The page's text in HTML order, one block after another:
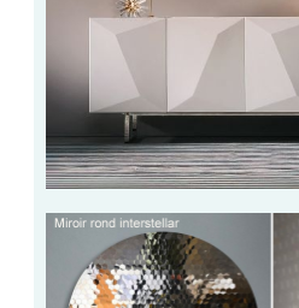
PORTE EN VERRE
GARDE CORPS EN VERRE
VERRIÈRE TYPE ATELIER
PLEXIGLAS PMMA